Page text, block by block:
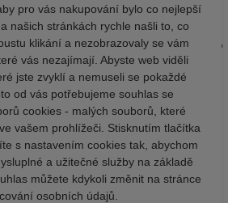
pro vás nakupování bylo co nejlepší
našich stránkách rychle našli to, co
klikání a nezobrazovaly se vám
vás nezajímají. Abyste web viděli
jste zvyklí a nemuseli se pokaždé
od vás potřebujeme souhlas se
cookies - malých souborů, které
vašem prohlížeči. Stisknutím tlačítka
s nastavením cookies tak, abychom
a užitečné služby na základě
můžete kdykoli změnit na stránce
osobních údajů.